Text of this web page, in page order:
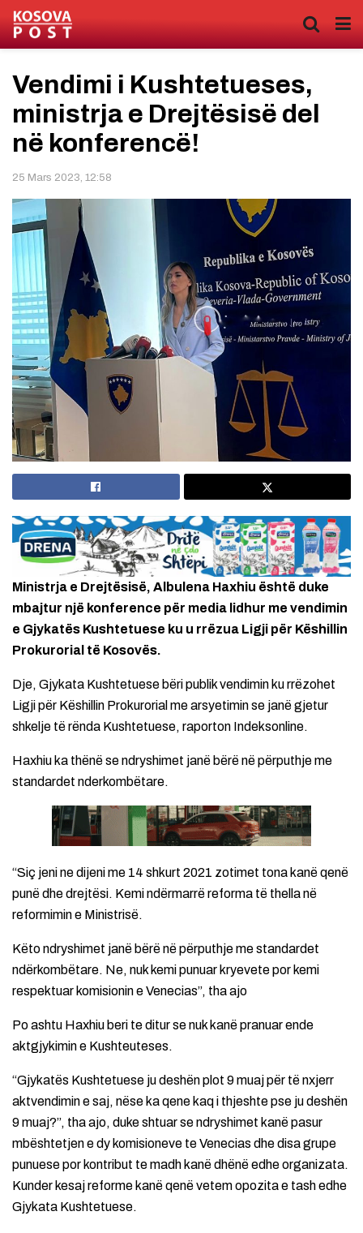
Vendimi i Kushtetueses,
ministrja e Drejtësisë del
në konferencë!
25 Mars 2023, 12:58
Ministrja e Drejtësisë, Albulena Haxhiu është duke
mbajtur një konference për media lidhur me vendimin
e Gjykatës Kushtetuese ku u rrëzua Ligji për Këshillin
Prokurorial të Kosovës.
Dje, Gjykata Kushtetuese bëri publik vendimin ku rrëzohet
Ligji për Këshillin Prokurorial me arsyetimin se janë gjetur
shkelje të rënda Kushtetuese, raporton Indeksonline.
Haxhiu ka thënë se ndryshimet janë bërë në përputhje me
standardet nderkombëtare.
“Siç jeni ne dijeni me 14 shkurt 2021 zotimet tona kanë qenë
punë dhe drejtësi. Kemi ndërmarrë reforma të thella në
reformimin e Ministrisë.
Këto ndryshimet janë bërë në përputhje me standardet
ndërkombëtare. Ne, nuk kemi punuar kryevete por kemi
respektuar komisionin e Venecias”, tha ajo
Po ashtu Haxhiu beri te ditur se nuk kanë pranuar ende
aktgjykimin e Kushteuteses.
“Gjykatës Kushtetuese ju deshën plot 9 muaj për të nxjerr
aktvendimin e saj, nëse ka qene kaq i thjeshte pse ju deshën
9 muaj?”, tha ajo, duke shtuar se ndryshimet kanë pasur
mbështetjen e dy komisioneve te Venecias dhe disa grupe
punuese por kontribut te madh kanë dhënë edhe organizata.
Kunder kesaj reforme kanë qenë vetem opozita e tash edhe
Gjykata Kushtetuese.